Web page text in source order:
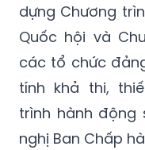
dựng Chương
Quốc hội và
các tổ chức
tính khả thi,
trình hành động
nghị Ban Chấp